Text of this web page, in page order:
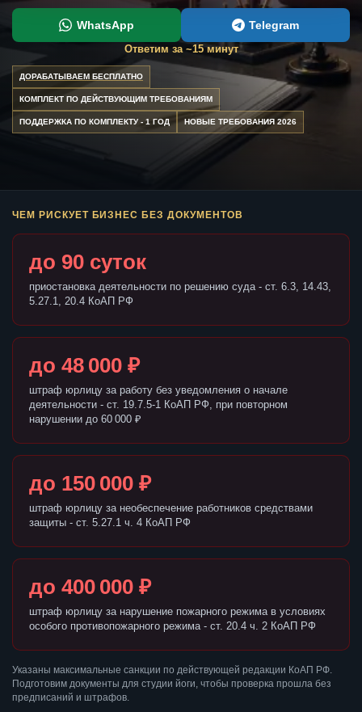
WhatsApp Telegram
Ответим за ~15 минут
ДОРАБАТЫВАЕМ БЕСПЛАТНО
КОМПЛЕКТ ПО ДЕЙСТВУЮЩИМ ТРЕБОВАНИЯМ
ПОДДЕРЖКА ПО КОМПЛЕКТУ - 1 ГОД НОВЫЕ ТРЕБОВАНИЯ 2026
ЧЕМ РИСКУЕТ БИЗНЕС БЕЗ ДОКУМЕНТОВ
до 90 суток
приостановка деятельности по решению суда - ст. 6.3, 14.43,
5.27.1, 20.4 КоАП РФ
до 48 000 ₽
штраф юрлицу за работу без уведомления о начале
деятельности - ст. 19.7.5-1 КоАП РФ, при повторном
нарушении до 60 000 ₽
до 150 000 ₽
штраф юрлицу за необеспечение работников средствами
защиты - ст. 5.27.1 ч. 4 КоАП РФ
до 400 000 ₽
штраф юрлицу за нарушение пожарного режима в условиях
особого противопожарного режима - ст. 20.4 ч. 2 КоАП РФ
Указаны максимальные санкции по действующей редакции КоАП РФ.
Подготовим документы для студии йоги, чтобы проверка прошла без
предписаний и штрафов.